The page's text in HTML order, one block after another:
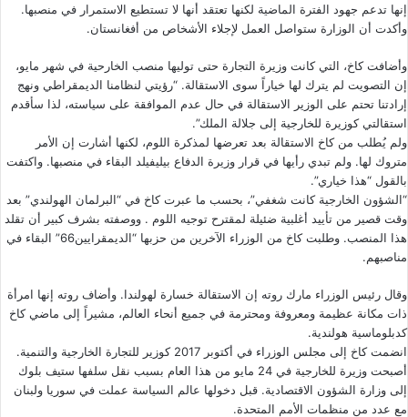
إنها تدعم جهود الفترة الماضية لكنها تعتقد أنها لا تستطيع الاستمرار في منصبها.
وأكدت أن الوزارة ستواصل العمل لإجلاء الأشخاص من أفغانستان.
وأضافت كاخ، التي كانت وزيرة التجارة حتى توليها منصب الخارحية في شهر مايو،
إن التصويت لم يترك لها خياراً سوى الاستقالة. “رؤيتي لنظامنا الديمقراطي ونهج
إرادتنا تحتم على الوزير الاستقالة في حال عدم الموافقة على سياسته، لذا سأقدم
استقالتي كوزيرة للخارجية إلى جلالة الملك”.
ولم يُطلب من كاخ الاستقالة بعد تعرضها لمذكرة اللوم، لكنها أشارت إن الأمر
متروك لها. ولم تبدي رأيها في قرار وزيرة الدفاع بيليفيلد البقاء في منصبها. واكتفت
بالقول “هذا خياري”.
“الشؤون الخارجية كانت شغفي”، بحسب ما عبرت كاخ في “البرلمان الهولندي” بعد
وقت قصير من تأييد أغلبية ضئيلة لمقترح توجيه اللوم . ووصفته بشرف كبير أن تقلد
هذا المنصب. وطلبت كاخ من الوزراء الآخرين من حزبها “الديمقرايين66” البقاء في
مناصبهم.
وقال رئيس الوزراء مارك روته إن الاستقالة خسارة لهولندا. وأضاف روته إنها امرأة
ذات مكانة عظيمة ومعروفة ومحترمة في جميع أنحاء العالم، مشيراً إلى ماضي كاخ
كدبلوماسية هولندية.
انضمت كاخ إلى مجلس الوزراء في أكتوبر 2017 كوزير للتجارة الخارجية والتنمية.
أصبحت وزيرة للخارجية في 24
مايو من هذا العام بسبب نقل سلفها ستيف بلوك
إلى وزارة الشؤون الاقتصادية. قبل دخولها عالم السياسة عملت في سوريا ولبنان
مع عدد من منظمات الأمم المتحدة.